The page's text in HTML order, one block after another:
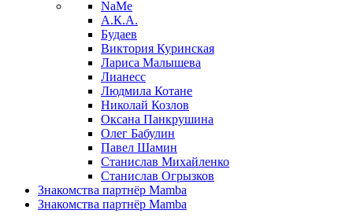
NaMe
А.К.А.
Будаев
Виктория Куринская
Лариса Малышева
Лианесс
Людмила Котане
Николай Козлов
Оксана Панкрушина
Олег Бабулин
Павел Шамин
Станислав Михайленко
Станислав Огрызков
Знакомства партнёр Mamba
Знакомства партнёр Mamba